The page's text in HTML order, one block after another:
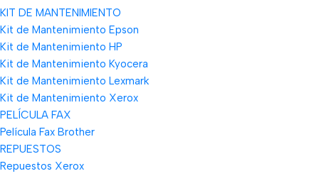
KIT DE MANTENIMIENTO
Kit de Mantenimiento Epson
Kit de Mantenimiento HP
Kit de Mantenimiento Kyocera
Kit de Mantenimiento Lexmark
Kit de Mantenimiento Xerox
PELÍCULA FAX
Película Fax Brother
REPUESTOS
Repuestos Xerox